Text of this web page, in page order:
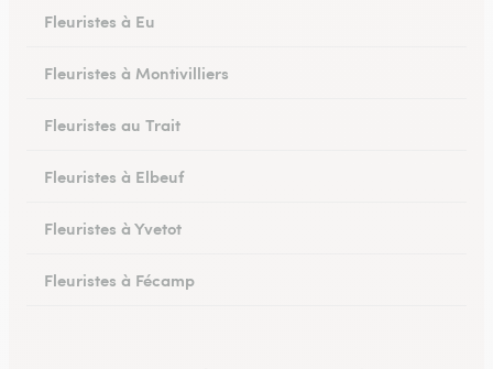
Fleuristes à Eu
Fleuristes à Montivilliers
Fleuristes au Trait
Fleuristes à Elbeuf
Fleuristes à Yvetot
Fleuristes à Fécamp